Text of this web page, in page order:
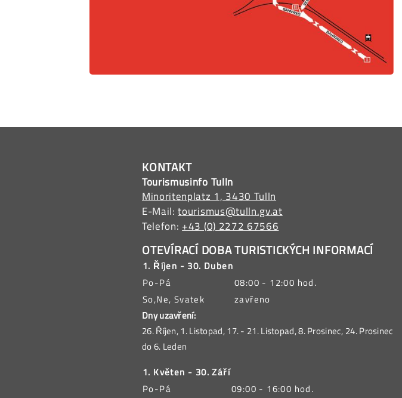
KONTAKT
Tourismusinfo Tulln
Minoritenplatz 1, 3430 Tulln
E-Mail:tourismus@tulln.gv.at
Telefon: +43 (0) 2272 67566
OTEVÍRACÍ DOBA TURISTICKÝCH INFORMACÍ
1. Říjen - 30. Duben
Po-Pá
08:00 - 12:00 hod.
So,Ne, Svatek
zavřeno
Dny uzavření:
26. Říjen, 1. Listopad, 17. - 21. Listopad, 8. Prosinec, 24. Prosinec
do 6. Leden
1. Květen - 30. Září
Po-Pá
09:00 - 16:00 hod.